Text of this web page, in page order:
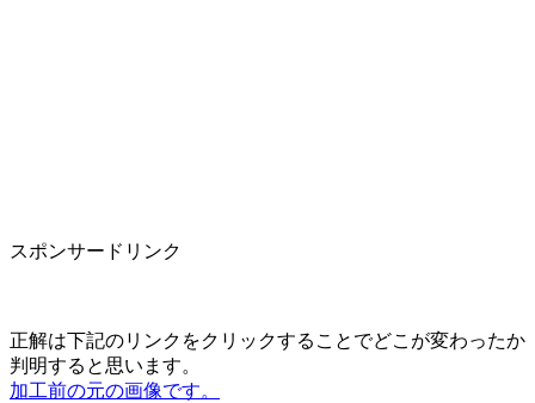
スポンサードリンク
正解は下記のリンクをクリックすることでどこが変わったか
判明すると思います。
加工前の元の画像です。